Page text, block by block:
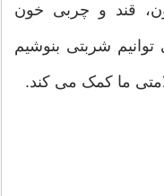
قند و چربی خون
شربتی بنوشیم
ما کمک می کند.